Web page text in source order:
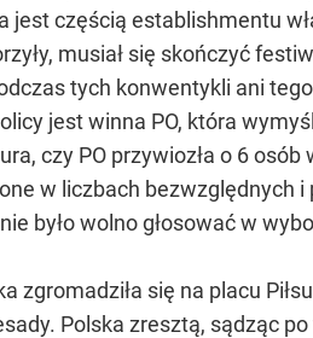
częścią establishmentu
musiał się skończyć
tych konwentykli ani
jest winna PO, która
czy PO przywiozła o 6 osób
w liczbach bezwzględnych
było wolno głosować w
zgromadziła się na placu
Polska zresztą, sądząc po